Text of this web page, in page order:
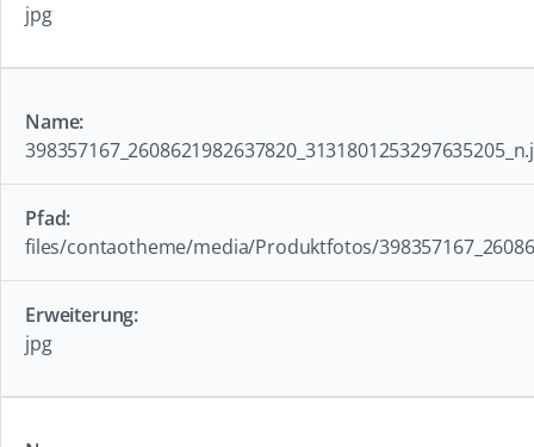
jpg
files/contaotheme/media/Produktfotos/
jpg